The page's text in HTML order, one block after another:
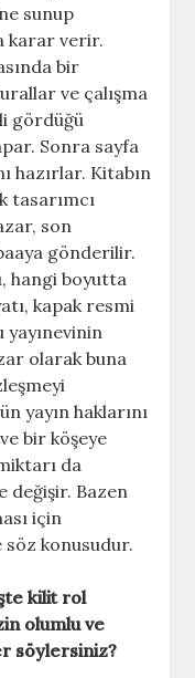
sunup
karar verir.
bir
ve çalışma
gördüğü
Sonra sayfa
hazırlar. Kitabın
tasarımcı
son
gönderilir.
hangi boyutta
kapak resmi
yayınevinin
olarak buna
yayın haklarını
bir köşeye
da
değişir. Bazen
için
söz konusudur.
kilit rol
olumlu ve
söylersiniz?